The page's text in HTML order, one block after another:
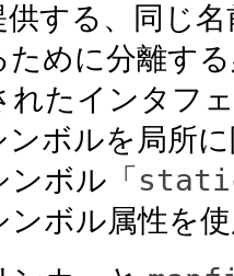
供する、同じ
ために分離す
れたインタフ
ンボルを局所
ボル「
ンボル属性を